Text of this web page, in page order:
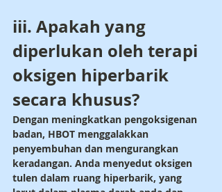
iii. Apakah yang
diperlukan oleh terapi
oksigen hiperbarik
secara khusus?
Dengan meningkatkan pengoksigenan
badan, HBOT menggalakkan
penyembuhan dan mengurangkan
keradangan. Anda menyedut oksigen
tulen dalam ruang hiperbarik, yang